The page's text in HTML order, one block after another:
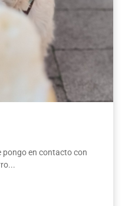
pongo en contacto con